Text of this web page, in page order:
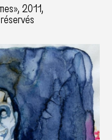
2011,